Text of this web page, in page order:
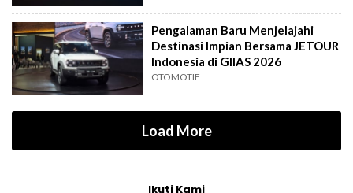
Pengalaman Baru Menjelajahi
Destinasi Impian Bersama JETOUR
Indonesia di GIIAS 2026
OTOMOTIF
Load More
Ikuti Kami